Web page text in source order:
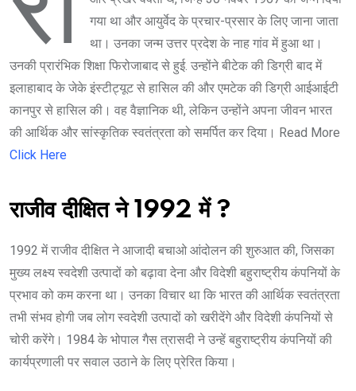
गया था और आयुर्वेद के प्रचार-प्रसार के लिए जाना जाता
था। उनका जन्म उत्तर प्रदेश के नाह गांव में हुआ था।
उनकी प्रारंभिक शिक्षा फिरोजाबाद से हुई. उन्होंने बीटेक की डिग्री बाद में
इलाहाबाद के जेके इंस्टीट्यूट से हासिल की और एमटेक की डिग्री आईआईटी
कानपुर से हासिल की। वह वैज्ञानिक थी, लेकिन उन्होंने अपना जीवन भारत
की आर्थिक और सांस्कृतिक स्वतंत्रता को समर्पित कर दिया। Read More
Click Here
राजीव दीक्षित ने 1992 में ?
1992 में राजीव दीक्षित ने आजादी बचाओ आंदोलन की शुरुआत की, जिसका
मुख्य लक्ष्य स्वदेशी उत्पादों को बढ़ावा देना और विदेशी बहुराष्ट्रीय कंपनियों के
प्रभाव को कम करना था। उनका विचार था कि भारत की आर्थिक स्वतंत्रता
तभी संभव होगी जब लोग स्वदेशी उत्पादों को खरीदेंगे और विदेशी कंपनियों से
चोरी करेंगे। 1984 के भोपाल गैस त्रासदी ने उन्हें बहुराष्ट्रीय कंपनियों की
कार्यप्रणाली पर सवाल उठाने के लिए प्रेरित किया।